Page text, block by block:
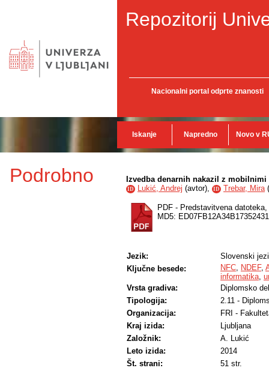
Repozitorij
Nacionalni portal odprte znanosti
Iskanje Napredno Novo v
Podrobno Izvedba denarnih nakazil z
ID Lukić, Andrej (avtor), ID Trebar, Mira(
PDF - Predstavitvena datoteka,
MD5:
Jezik:
Slovenski
Ključne besede:
NFC, NDEF,
informatika,
Vrsta gradiva:
Diplomsko
Tipologija:
2.11 -
Organizacija:
FRI -
Kraj izida:
Ljubljana
Založnik:
A. Lukić
Leto izida:
2014
Št. strani:
51 str.